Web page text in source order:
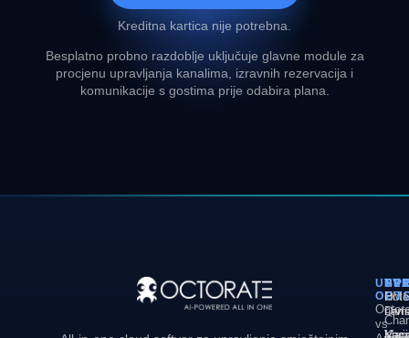
Kreditna kartica nije potrebna.
Besplatno probno razdoblje uključuje glavne module za
procjenu upravljanja kanalima, izravnih rezervacija i
komunikacije s gostima prije odabira plana.
O
vs